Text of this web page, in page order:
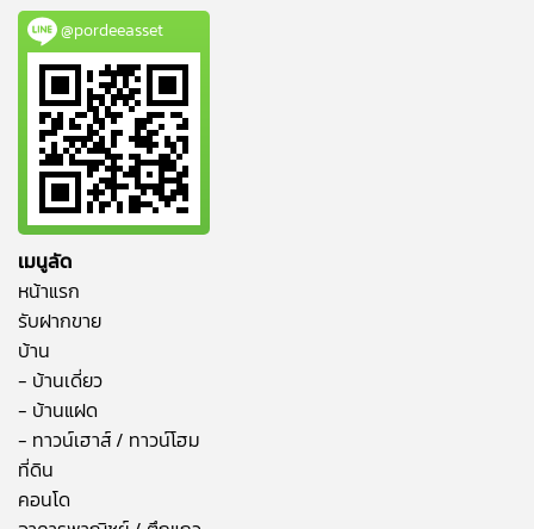
@pordeeasset
เมนูลัด
หน้าแรก
รับฝากขาย
บ้าน
- บ้านเดี่ยว
- บ้านแฝด
- ทาวน์เฮาส์ / ทาวน์โฮม
ที่ดิน
คอนโด